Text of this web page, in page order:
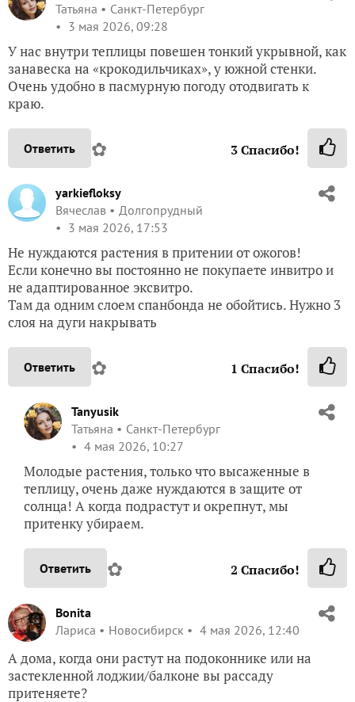
Татьяна
Санкт-Петербург
3 мая 2026, 09:28
У нас внутри теплицы повешен тонкий укрывной, как
занавеска на «крокодильчиках», у южной стенки.
Очень удобно в пасмурную погоду отодвигать к
краю.
Ответить ✿ 3Спасибо!
yarkiefloksy
Вячеслав
Долгопрудный
3 мая 2026, 17:53
Не нуждаются растения в притении от ожогов!
Если конечно вы постоянно не покупаете инвитро и
не адаптированное эксвитро.
Там да одним слоем спанбонда не обойтись. Нужно 3
слоя на дуги накрывать
Ответить ✿ 1 Спасибо!
Tanyusik
Татьяна
Санкт-Петербург
4 мая 2026, 10:27
Молодые растения, только что высаженные в
теплицу, очень даже нуждаются в защите от
солнца! А когда подрастут и окрепнут, мы
притенку убираем.
Ответить ✿ 2 Спасибо!
Bonita
Лариса
Новосибирск 4 мая 2026, 12:40
А дома, когда они растут на подоконнике или на
застекленной лоджии/балконе вы рассаду
притеняете?